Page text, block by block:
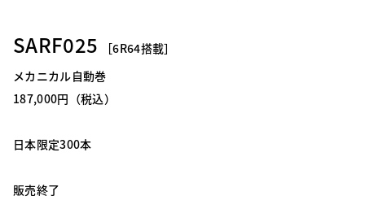
SARF025 ［6R64搭載］
メカニカル自動巻
187,000円（税込）
日本限定300本
販売終了